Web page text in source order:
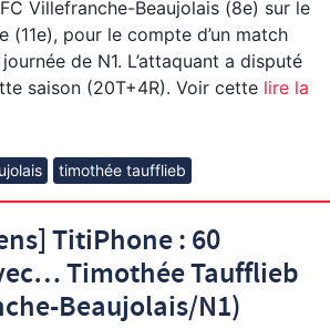
Villefranche-Beaujolais (8e) sur le
(11e), pour le compte d’un match
de N1. L’attaquant a disputé
saison (20T+4R). Voir cette lire la
timothée taufflieb
TitiPhone : 60
Timothée Taufflieb
Beaujolais/N1)